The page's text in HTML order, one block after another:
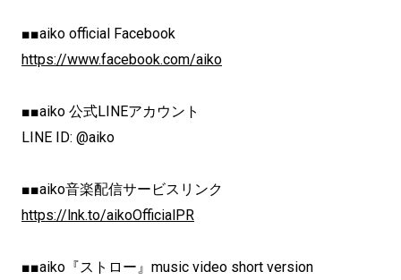
■■aiko official Facebook
https://www.facebook.com/aiko
■■aiko 公式LINEアカウント
LINE ID: @aiko
■■aiko音楽配信サービスリンク
https://lnk.to/aikoOfficialPR
■■aiko『ストロー』music video short version